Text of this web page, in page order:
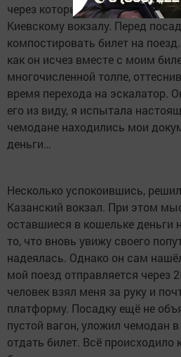
через которые он меня вывел
Киевскому вокзалу. Перед
компостировать билет на
как он исчез вместе с моим
многочисленной толпе,
время перехода на эскалатор.
его из виду, я испытала
чемодане находились мои
деньги…
Несколько успокоившись,
Казанский вокзал. При этом
оставшиеся в кошельке деньги
то, что вновь увижу своего
надеялась. Однако он сам
мой поезд отправляется через
человек взял меня за руку и
платформу. Посадку ещё не
пустой вагон, уложил чемодан
отдать билет. Всё происходило